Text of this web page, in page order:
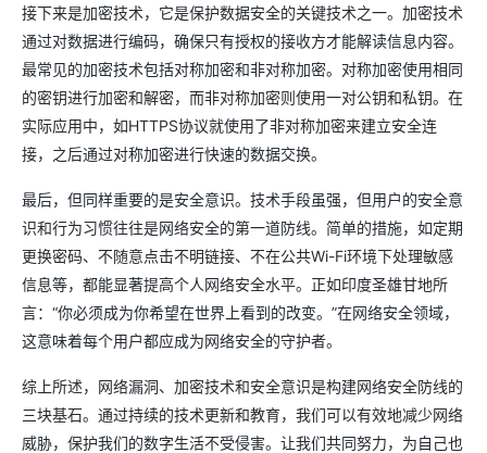
接下来是加密技术，它是保护数据安全的关键技术之一。加密技术
通过对数据进行编码，确保只有授权的接收方才能解读信息内容。
最常见的加密技术包括对称加密和非对称加密。对称加密使用相同
的密钥进行加密和解密，而非对称加密则使用一对公钥和私钥。在
实际应用中，如HTTPS协议就使用了非对称加密来建立安全连
接，之后通过对称加密进行快速的数据交换。
最后，但同样重要的是安全意识。技术手段虽强，但用户的安全意
识和行为习惯往往是网络安全的第一道防线。简单的措施，如定期
更换密码、不随意点击不明链接、不在公共Wi-Fi环境下处理敏感
信息等，都能显著提高个人网络安全水平。正如印度圣雄甘地所
言：“你必须成为你希望在世界上看到的改变。”在网络安全领域，
这意味着每个用户都应成为网络安全的守护者。
综上所述，网络漏洞、加密技术和安全意识是构建网络安全防线的
三块基石。通过持续的技术更新和教育，我们可以有效地减少网络
威胁，保护我们的数字生活不受侵害。让我们共同努力，为自己也